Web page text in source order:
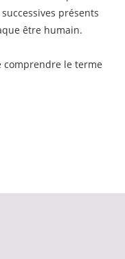
présents
être humain.
comprendre le terme